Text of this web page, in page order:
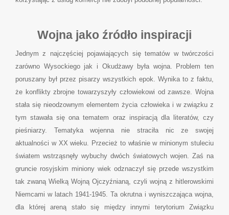
Wojna jako źródło inspiracji
Jednym z najczęściej pojawiających się tematów w twórczości
zarówno Wysockiego jak i Okudżawy była wojna. Problem ten
poruszany był przez pisarzy wszystkich epok. Wynika to z faktu,
że konflikty zbrojne towarzyszyły człowiekowi od zawsze. Wojna
stała się nieodzownym elementem życia człowieka i w związku z
tym stawała się ona tematem oraz inspiracją dla literatów, czy
pieśniarzy. Tematyka wojenna nie straciła nic ze swojej
aktualności w XX wieku. Przecież to właśnie w minionym stuleciu
światem wstrząsnęły wybuchy dwóch światowych wojen. Zaś na
gruncie rosyjskim miniony wiek odznaczył się przede wszystkim
tak zwaną Wielką Wojną Ojczyźnianą, czyli wojną z hitlerowskimi
Niemcami w latach 1941-1945. Ta okrutna i wyniszczająca wojna,
dla której areną stało się między innymi terytorium Związku